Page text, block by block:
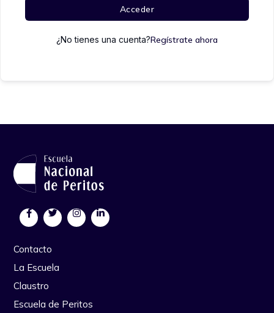
Acceder
¿No tienes una cuenta?Regístrate ahora
Contacto
La Escuela
Claustro
Escuela de Peritos